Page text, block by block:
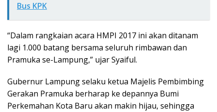
Bus KPK
“Dalam rangkaian acara HMPI 2017 ini akan ditanam
lagi 1.000 batang bersama seluruh rimbawan dan
Pramuka se-Lampung,” ujar Syaiful.
Gubernur Lampung selaku ketua Majelis Pembimbing
Gerakan Pramuka berharap ke depannya Bumi
Perkemahan Kota Baru akan makin hijau, sehingga